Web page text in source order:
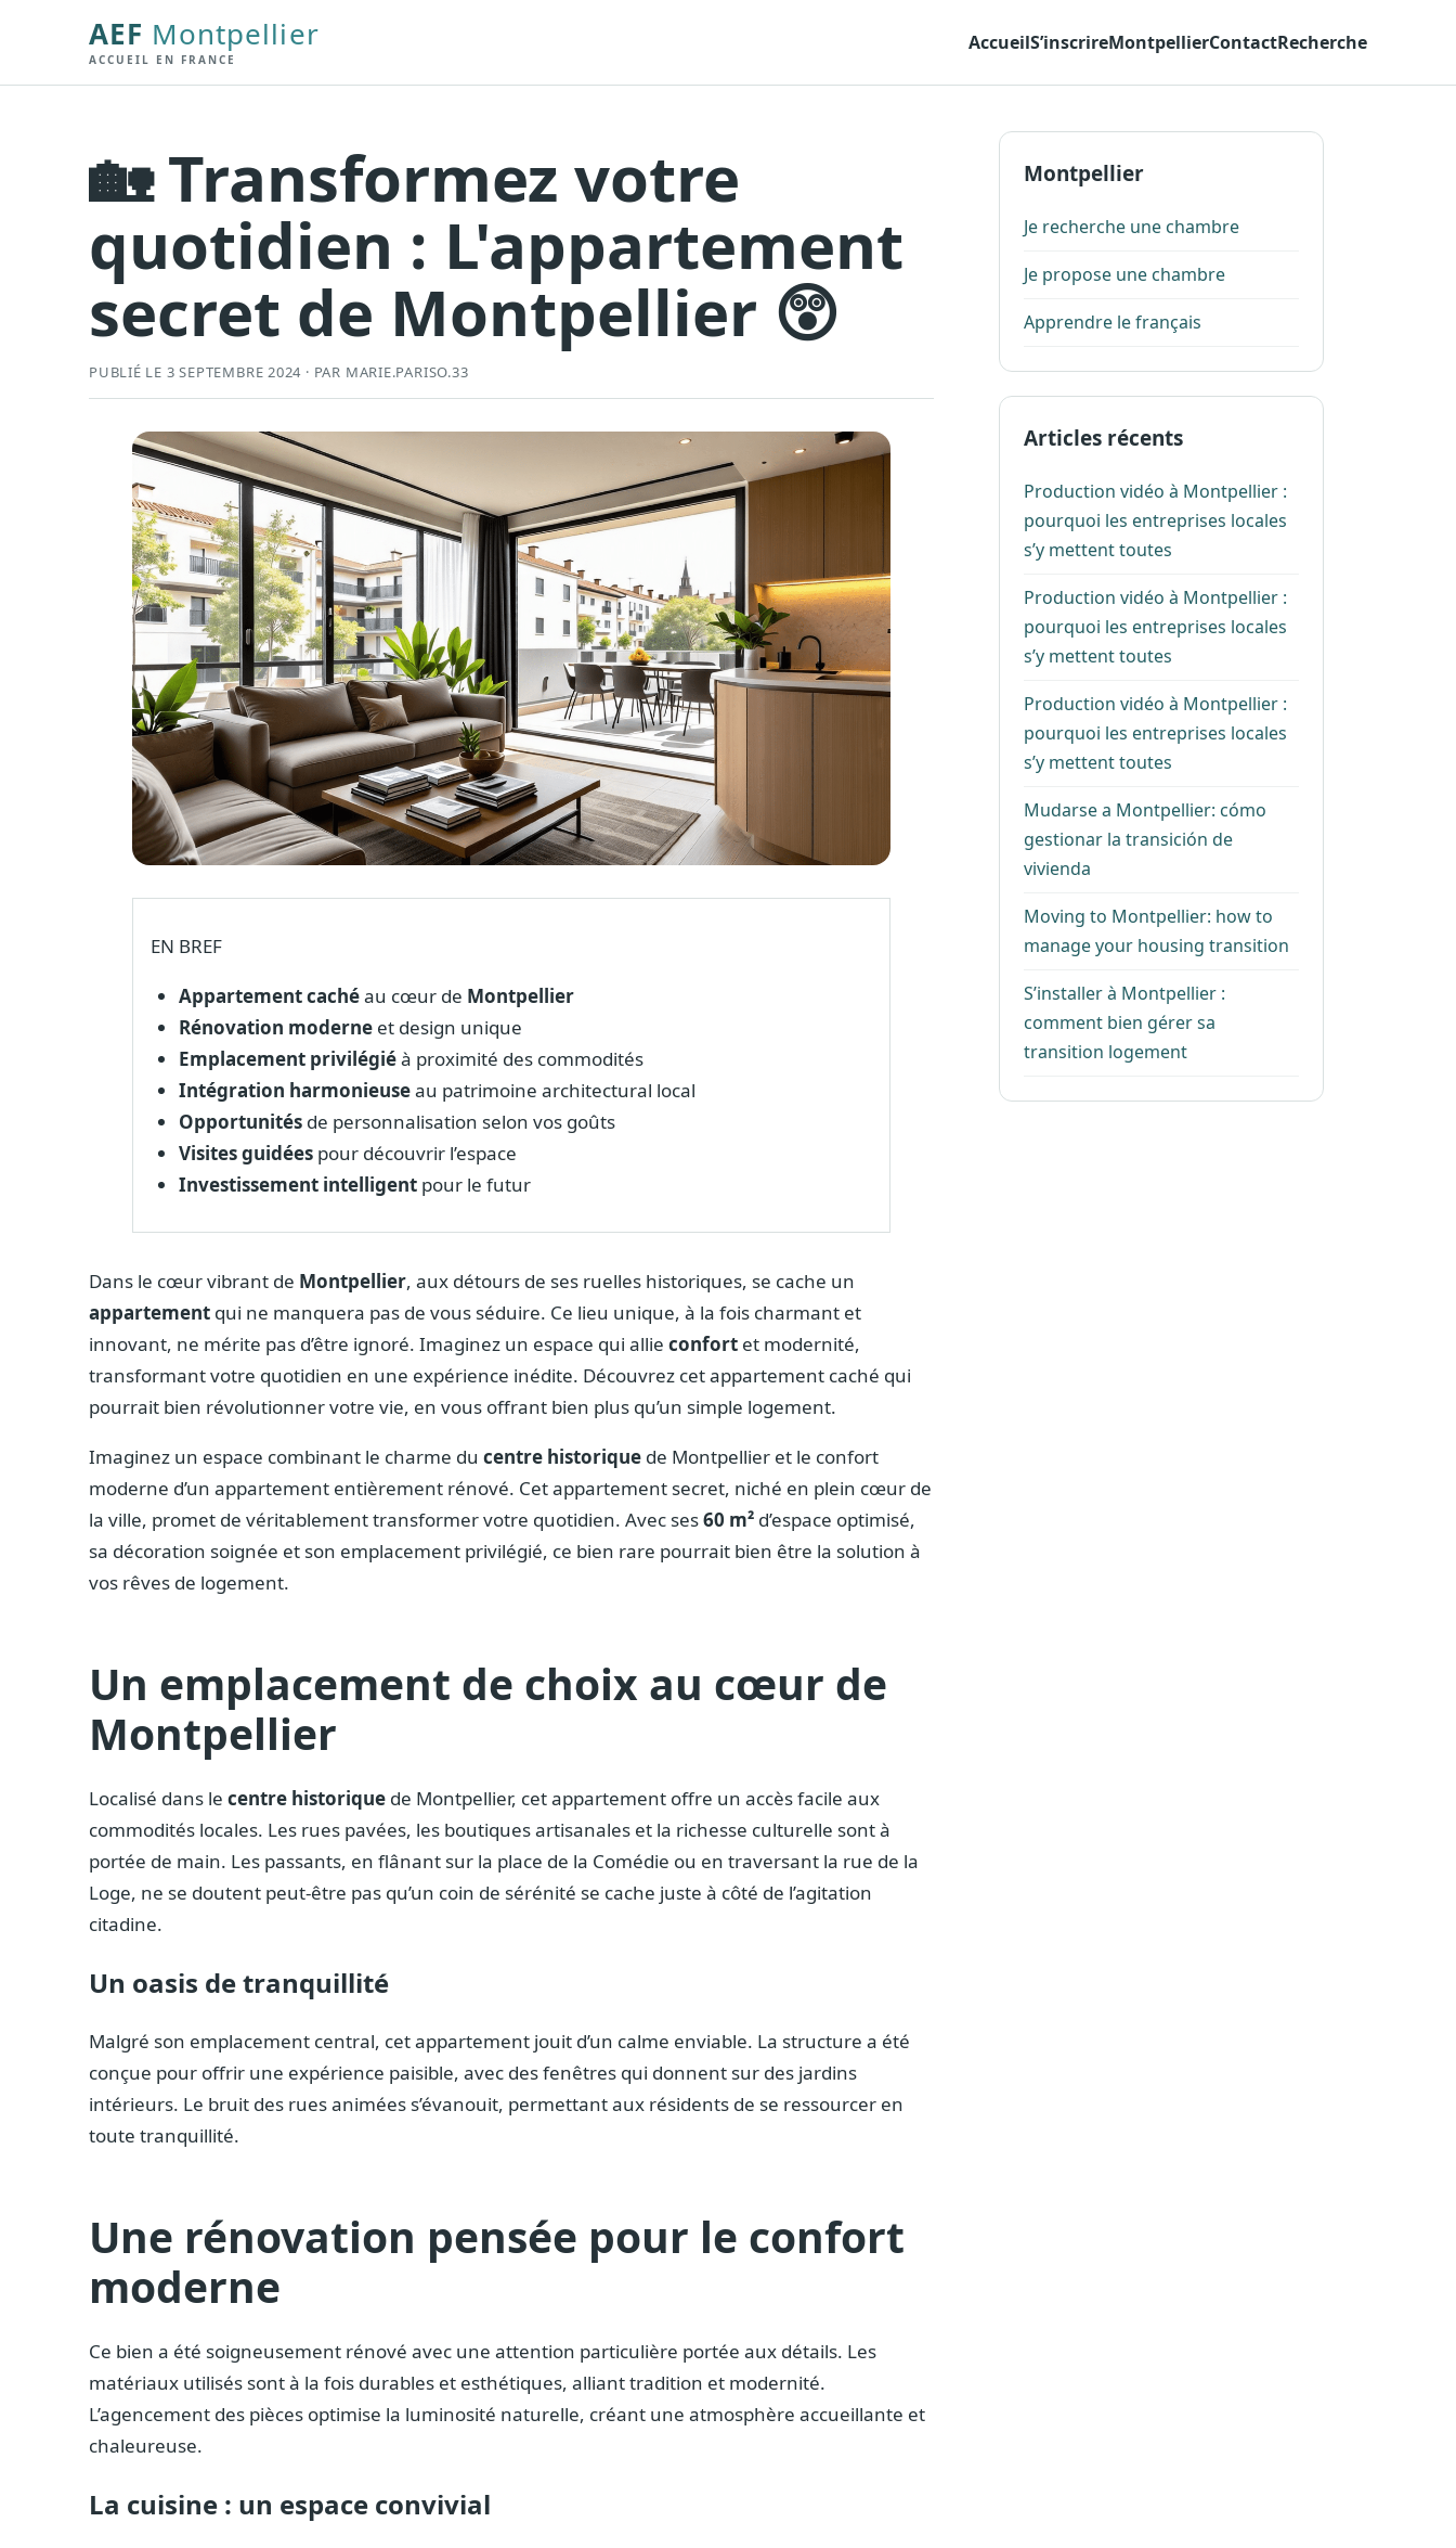
AEF Montpellier
ACCUEIL EN FRANCE
AccueilS’inscrireMontpellierContactRecherche
🏡 Transformez votre
quotidien : L'appartement
secret de Montpellier 😲
PUBLIÉ LE 3 SEPTEMBRE 2024 · PAR MARIE.PARISO.33
EN BREF
Appartement cachéau cœur de Montpellier
Rénovation moderne et design unique
Emplacement privilégiéà proximité des commodités
Intégration harmonieuseau patrimoine architectural local
Opportunités de personnalisation selon vos goûts
Visites guidées pour découvrir l’espace
Investissement intelligent pour le futur
Dans le cœur vibrant de Montpellier, aux détours de ses ruelles historiques, se cache un
appartement qui ne manquera pas de vous séduire. Ce lieu unique, à la fois charmant et
innovant, ne mérite pas d’être ignoré. Imaginez un espace qui allie confort et modernité,
transformant votre quotidien en une expérience inédite. Découvrez cet appartement caché qui
pourrait bien révolutionner votre vie, en vous offrant bien plus qu’un simple logement.
Imaginez un espace combinant le charme du centre historique de Montpellier et le confort
moderne d’un appartement entièrement rénové. Cet appartement secret, niché en plein cœur de
la ville, promet de véritablement transformer votre quotidien. Avec ses60 m² d’espace optimisé,
sa décoration soignée et son emplacement privilégié, ce bien rare pourrait bien être la solution à
vos rêves de logement.
Un emplacement de choix au cœur de
Montpellier
Localisé dans le centre historique de Montpellier, cet appartement offre un accès facile aux
commodités locales. Les rues pavées, les boutiques artisanales et la richesse culturelle sont à
portée de main. Les passants, en flânant sur la place de la Comédie ou en traversant la rue de la
Loge, ne se doutent peut-être pas qu’un coin de sérénité se cache juste à côté de l’agitation
citadine.
Un oasis de tranquillité
Malgré son emplacement central, cet appartement jouit d’un calme enviable. La structure a été
conçue pour offrir une expérience paisible, avec des fenêtres qui donnent sur des jardins
intérieurs. Le bruit des rues animées s’évanouit, permettant aux résidents de se ressourcer en
toute tranquillité.
Une rénovation pensée pour le confort
moderne
Ce bien a été soigneusement rénové avec une attention particulière portée aux détails. Les
matériaux utilisés sont à la fois durables et esthétiques, alliant tradition et modernité.
L’agencement des pièces optimise la luminosité naturelle, créant une atmosphère accueillante et
chaleureuse.
La cuisine : un espace convivial
Montpellier
Je recherche une chambre
Je propose une chambre
Apprendre le français
Articles récents
Production vidéo à Montpellier :
pourquoi les entreprises locales
s’y mettent toutes
Production vidéo à Montpellier :
pourquoi les entreprises locales
s’y mettent toutes
Production vidéo à Montpellier :
pourquoi les entreprises locales
s’y mettent toutes
Mudarse a Montpellier: cómo
gestionar la transición de
vivienda
Moving to Montpellier: how to
manage your housing transition
S’installer à Montpellier :
comment bien gérer sa
transition logement